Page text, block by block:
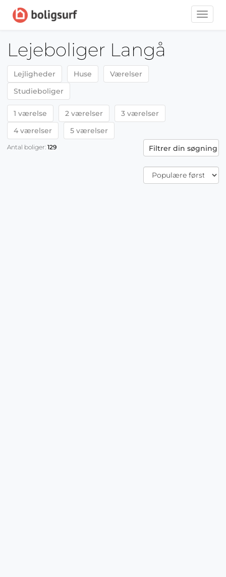
Toggle
Lejeboliger Langå
Lejligheder Huse
Værelser
Studieboliger
1 værelse 2 værelser
3 værelser
4 værelser
5 værelser
Antal boliger: 129 Filtrer din søgning